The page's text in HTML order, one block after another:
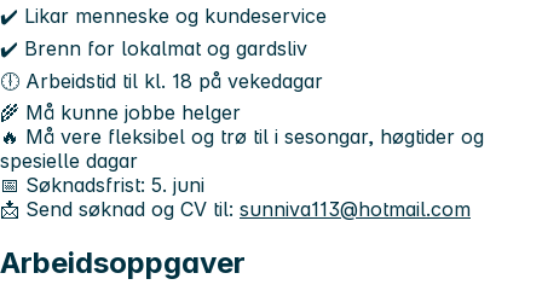
✔️ Likar menneske og kundeservice
✔️ Brenn for lokalmat og gardsliv
🕕 Arbeidstid til kl. 18 på vekedagar
🌾 Må kunne jobbe helger
🔥 Må vere fleksibel og trø til i sesongar, høgtider og
spesielle dagar
📅 Søknadsfrist: 5. juni
📩 Send søknad og CV til: sunniva113@hotmail.com
Arbeidsoppgaver